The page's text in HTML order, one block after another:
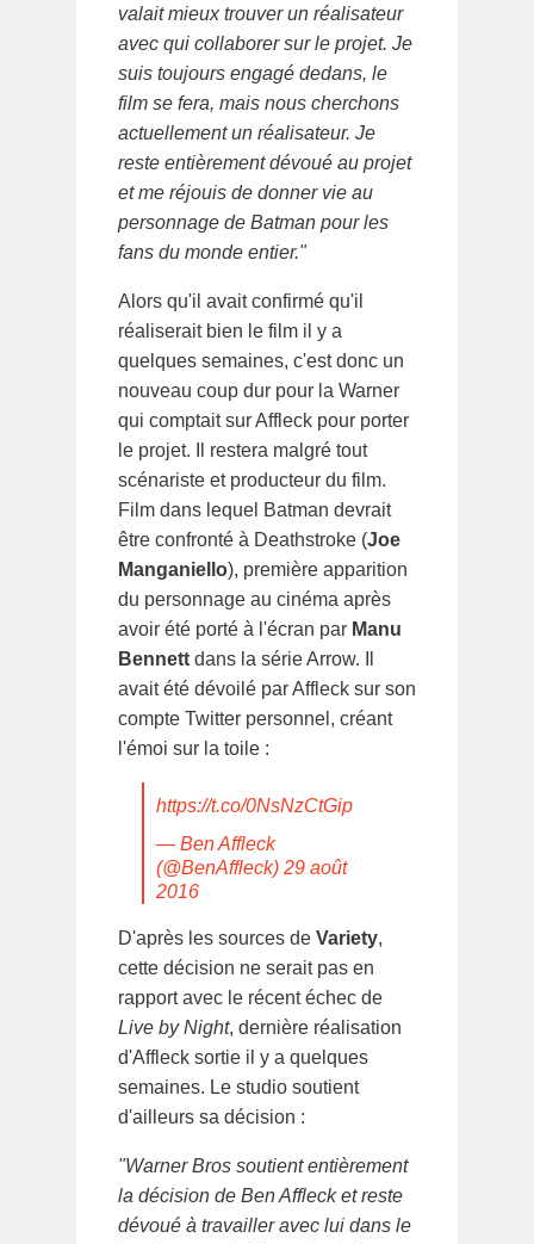
valait mieux trouver un réalisateur
avec qui collaborer sur le projet. Je
suis toujours engagé dedans, le
film se fera, mais nous cherchons
actuellement un réalisateur. Je
reste entièrement dévoué au projet
et me réjouis de donner vie au
personnage de Batman pour les
fans du monde entier."
Alors qu'il avait confirmé qu'il
réaliserait bien le film il y a
quelques semaines, c'est donc un
nouveau coup dur pour la Warner
qui comptait sur Affleck pour porter
le projet. Il restera malgré tout
scénariste et producteur du film.
Film dans lequel Batman devrait
être confronté à Deathstroke (Joe
Manganiello), première apparition
du personnage au cinéma après
avoir été porté à l'écran par Manu
Bennett dans la série Arrow. Il
avait été dévoilé par Affleck sur son
compte Twitter personnel, créant
l'émoi sur la toile :
https://t.co/0NsNzCtGip
— Ben Affleck
(@BenAffleck) 29 août
2016
D'après les sources de Variety,
cette décision ne serait pas en
rapport avec le récent échec de
Live by Night, dernière réalisation
d'Affleck sortie il y a quelques
semaines. Le studio soutient
d'ailleurs sa décision :
"Warner Bros soutient entièrement
la décision de Ben Affleck et reste
dévoué à travailler avec lui dans le